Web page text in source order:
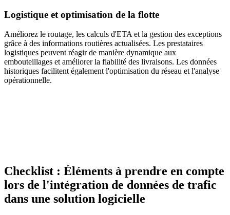
Logistique et optimisation de la flotte
Améliorez le routage, les calculs d'ETA et la gestion des exceptions
grâce à des informations routières actualisées. Les prestataires
logistiques peuvent réagir de manière dynamique aux
embouteillages et améliorer la fiabilité des livraisons. Les données
historiques facilitent également l'optimisation du réseau et l'analyse
opérationnelle.
Checklist : Éléments à prendre en compte
lors de l'intégration de données de trafic
dans une solution logicielle